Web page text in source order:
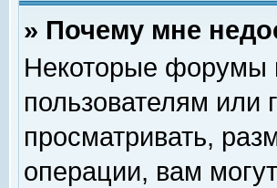
» Почему мне
Некоторые форумы
пользователям или
просматривать,
операции, вам